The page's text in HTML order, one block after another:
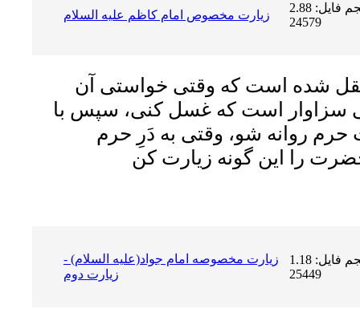
زيارت مخصوص امام كاظم عليه السلام
حجم فایل: 2.88 MB | دریافت ها:
24579
شده است که وقتى خواستى آن
سزاوار است که غسل کنى، سپس با
روانه شو، وقتى به دَرِ حرم
زیارت مخصوصه امام جواد(علیه السلام) -
زيارت دوم
حجم فایل: 1.18 MB | دریافت ها:
25449